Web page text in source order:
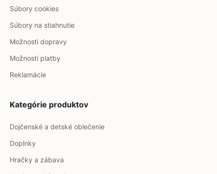
Súbory cookies
Súbory na stiahnutie
Možnosti dopravy
Možnosti platby
Reklamácie
Kategórie produktov
Dojčenské a detské oblečenie
Doplnky
Hračky a zábava